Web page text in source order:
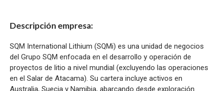
Descripción empresa:
SQM International Lithium (SQMi) es una unidad de negocios
del Grupo SQM enfocada en el desarrollo y operación de
proyectos de litio a nivel mundial (excluyendo las operaciones
en el Salar de Atacama). Su cartera incluye activos en
Australia, Suecia y Namibia, abarcando desde exploración